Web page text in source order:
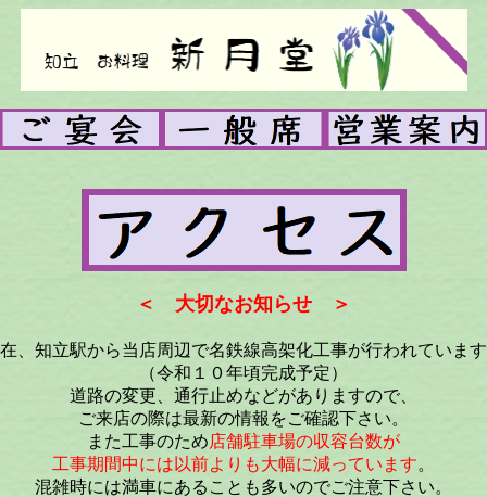
＜ 大切なお知らせ ＞
、知立駅から当店周辺で名鉄線高架化工事が行われていま
（令和１０年頃完成予定）
道路の変更、通行止めなどがありますので、
ご来店の際は最新の情報をご確認下さい。
また工事のため店舗駐車場の収容台数が
工事期間中には以前よりも大幅に減っています。
混雑時には満車にあることも多いのでご注意下さい。